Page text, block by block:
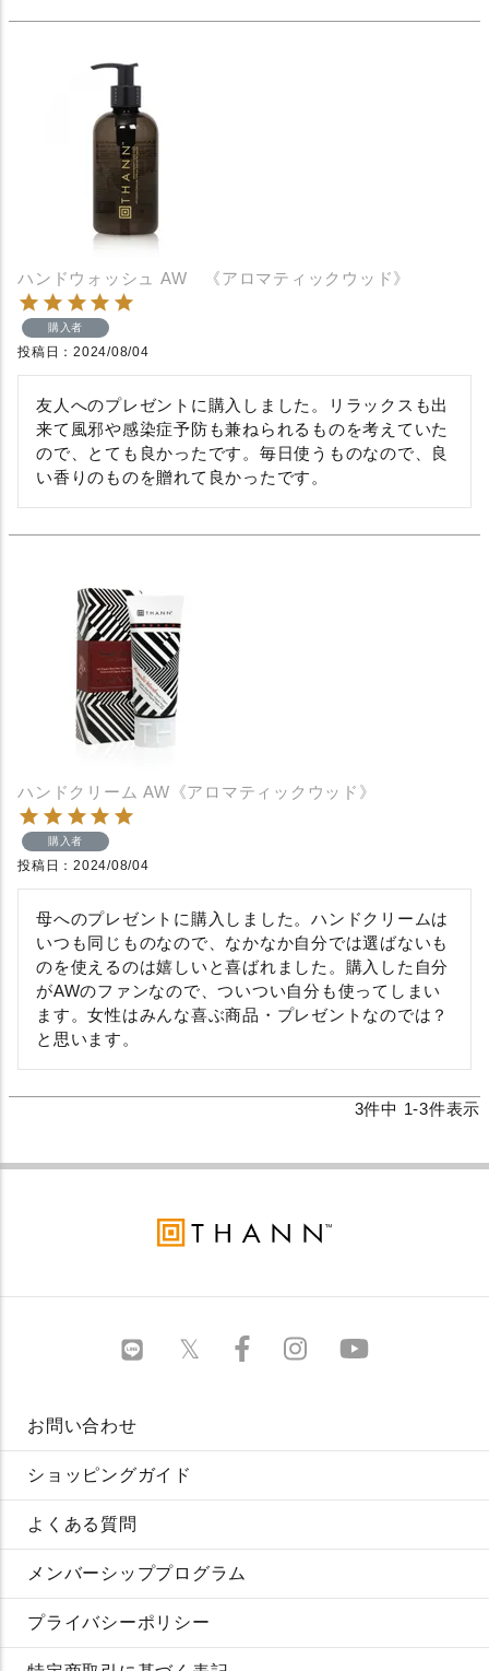
ハンドウォッシュ AW 《アロマティックウッド》
購入者
投稿日 2024/08/04
友人へのプレゼントに購入しました。リラックスも出
来て風邪や感染症予防も兼ねられるものを考えていた
ので、とても良かったです。毎日使うものなので、良
い香りのものを贈れて良かったです。
ハンドクリーム AW《アロマティックウッド》
購入者
投稿日 2024/08/04
母へのプレゼントに購入しました。ハンドクリームは
いつも同じものなので、なかなか自分では選ばないも
のを使えるのは嬉しいと喜ばれました。購入した自分
がAWのファンなので、ついつい自分も使ってしまい
ます。女性はみんな喜ぶ商品・プレゼントなのでは？
と思います。
3件中 1-3件表示
お問い合わせ
ショッピングガイド
よくある質問
メンバーシッププログラム
プライバシーポリシー